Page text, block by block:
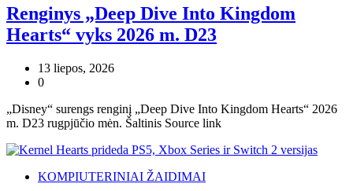
Renginys „Deep Dive Into Kingdom
Hearts“ vyks 2026 m. D23
13 liepos, 2026
0
„Disney“ surengs renginį „Deep Dive Into Kingdom Hearts“ 2026
m. D23 rugpjūčio mėn. Šaltinis Source link
KOMPIUTERINIAI ŽAIDIMAI